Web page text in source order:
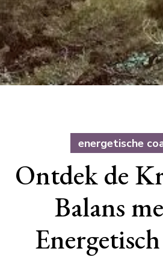
energetische
Ontdek de
Balans